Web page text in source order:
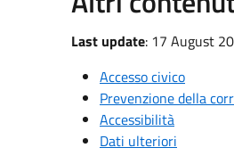
Last update: 17 August
Accesso civico
Prevenzione della
Accessibilità
Dati ulteriori